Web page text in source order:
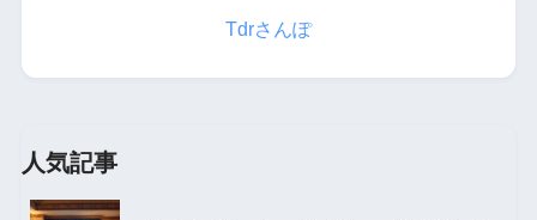
Tdrさんぽ
人気記事